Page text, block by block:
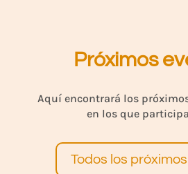
Próximos
Aquí encontrará los
en los que
Todos los